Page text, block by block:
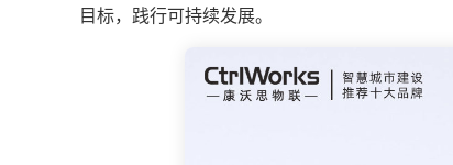
目标，践行可持续发展。